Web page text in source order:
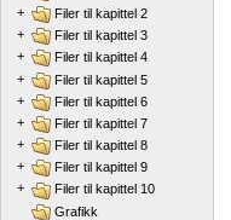
+
Filer til kapittel 2
+
Filer til kapittel 3
+
Filer til kapittel 4
+
Filer til kapittel 5
+
Filer til kapittel 6
+
Filer til kapittel 7
+
Filer til kapittel 8
+
Filer til kapittel 9
+
Filer til kapittel 10
Grafikk